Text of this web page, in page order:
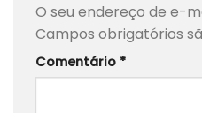
O seu endereço de e-
Campos obrigatórios
Comentário *